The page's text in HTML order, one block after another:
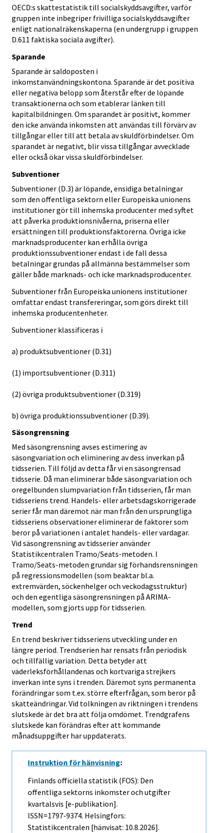
OECD:s skattestatistik till socialskyddsavgifter, varför
gruppen inte inbegriper frivilliga socialskyddsavgifter
enligt nationalräkenskaperna (en undergrupp i gruppen
D.611 faktiska sociala avgifter).
Sparande
Sparande är saldoposten i
inkomstanvändningskontona. Sparande är det positiva
eller negativa belopp som återstår efter de löpande
transaktionerna och som etablerar länken till
kapitalbildningen. Om sparandet är positivt, kommer
den icke använda inkomsten att användas till förvärv av
tillgångar eller till att betala av skuldförbindelser. Om
sparandet är negativt, blir vissa tillgångar avvecklade
eller också ökar vissa skuldförbindelser.
Subventioner
Subventioner (D.3) är löpande, ensidiga betalningar
som den offentliga sektorn eller Europeiska unionens
institutioner gör till inhemska producenter med syftet
att påverka produktionsnivåerna, priserna eller
ersättningen till produktionsfaktorerna. Övriga icke
marknadsproducenter kan erhålla övriga
produktionssubventioner endast i de fall dessa
betalningar grundas på allmänna bestämmelser som
gäller både marknads- och icke marknadsproducenter.
Subventioner från Europeiska unionens institutioner
omfattar endast transfereringar, som görs direkt till
inhemska producentenheter.
Subventioner klassificeras i
a) produktsubventioner (D.31)
(1) importsubventioner (D.311)
(2) övriga produktsubventioner (D.319)
b) övriga produktionssubventioner (D.39).
Säsongrensning
Med säsongrensning avses estimering av
säsongvariation och eliminering av dess inverkan på
tidsserien. Till följd av detta får vi en säsongrensad
tidsserie. Då man eliminerar både säsongvariation och
oregelbunden slumpvariation från tidsserien, får man
tidsseriens trend. Handels- eller arbetsdagskorrigerade
serier får man däremot när man från den ursprungliga
tidsseriens observationer eliminerar de faktorer som
beror på variationen i antalet handels- eller vardagar.
Vid säsongrensning av tidsserier använder
Statistikcentralen Tramo/Seats-metoden. I
Tramo/Seats-metoden grundar sig förhandsrensningen
på regressionsmodellen (som beaktar bl.a.
extremvärden, söckenhelger och veckodagsstruktur)
och den egentliga säsongrensningen på ARIMA-
modellen, som gjorts upp för tidsserien.
Trend
En trend beskriver tidsseriens utveckling under en
längre period. Trendserien har rensats från periodisk
och tillfällig variation. Detta betyder att
väderleksförhållandenas och kortvariga strejkers
inverkan inte syns i trenden. Däremot syns permanenta
förändringar som t.ex. större efterfrågan, som beror på
skatteändringar. Vid tolkningen av riktningen i trendens
slutskede är det bra att följa omdömet. Trendgrafens
slutskede kan förändras efter att kommande
månadsuppgifter har uppdaterats.
Instruktion för hänvisning:
Finlands officiella statistik (FOS): Den
offentliga sektorns inkomster och utgifter
kvartalsvis [e-publikation].
ISSN=1797-9374. Helsingfors:
Statistikcentralen [hänvisat: 10.8.2026].